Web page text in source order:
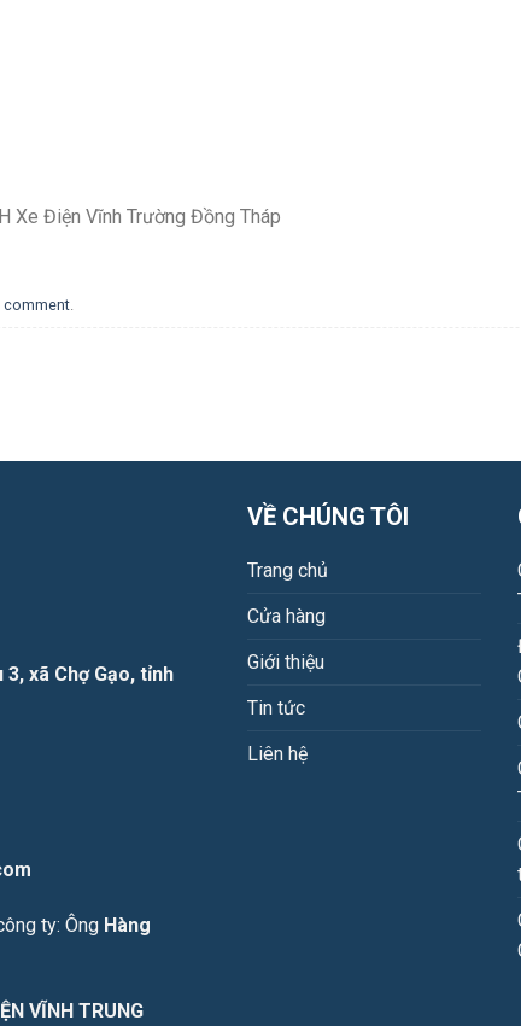
Xe Điện Vĩnh Trường Đồng Tháp
comment.
3, xã Chợ Gạo, tỉnh
ty: Ông Hàng
VĨNH TRUNG
VỀ CHÚNG TÔI
Trang chủ
Cửa hàng
Giới thiệu
Tin tức
Liên hệ